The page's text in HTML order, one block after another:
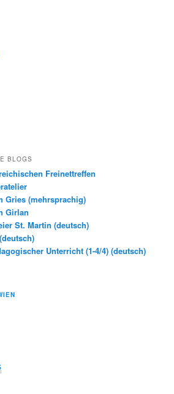
BLOGS
Freinettreffen
Gries (mehrsprachig)
Girlan
St. Martin (deutsch)
Unterricht (1-4/4) (deutsch)